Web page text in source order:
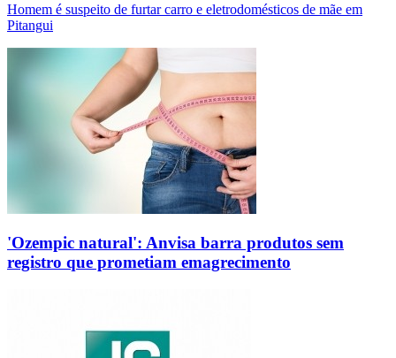
Homem é suspeito de furtar carro e eletrodomésticos de mãe em
Pitangui
'Ozempic natural': Anvisa barra produtos sem
registro que prometiam emagrecimento